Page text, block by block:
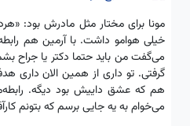
مونا برای مختار مثل مادرش بود:
خیلی هوامو داشت. با آرمین هم
‌می‌گفت من باید حتما دکتر یا جراح
گرفتی. تو داری از همین الان
هم که عشق داییش بود دیگه.
می‌خوام به یه جایی برسم که بتونم